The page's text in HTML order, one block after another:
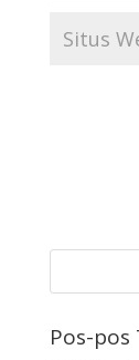
Pos-